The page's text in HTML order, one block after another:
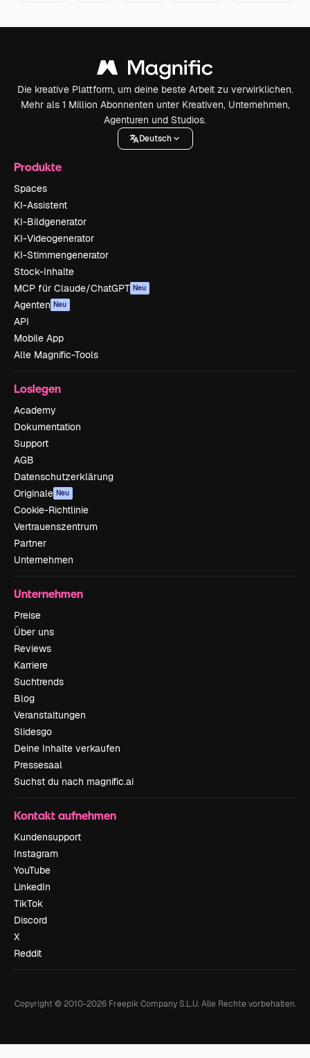
Die kreative Plattform, um deine beste Arbeit zu verwirklichen.
Mehr als 1 Million Abonnenten unter Kreativen, Unternehmen,
Agenturen und Studios.
Deutsch
Produkte
Spaces
KI-Assistent
KI-Bildgenerator
KI-Videogenerator
KI-Stimmengenerator
Stock-Inhalte
MCP für Claude/ChatGPT Neu
Agenten Neu
API
Mobile App
Alle Magnific-Tools
Loslegen
Academy
Dokumentation
Support
AGB
Datenschutzerklärung
Originale Neu
Cookie-Richtlinie
Vertrauenszentrum
Partner
Unternehmen
Unternehmen
Preise
Über uns
Reviews
Karriere
Suchtrends
Blog
Veranstaltungen
Slidesgo
Deine Inhalte verkaufen
Pressesaal
Suchst du nach magnific.ai
Kontakt aufnehmen
Kundensupport
Instagram
YouTube
LinkedIn
TikTok
Discord
X
Reddit
Copyright © 2010-2026Freepik Company S.L.U. Alle Rechte vorbehalten.